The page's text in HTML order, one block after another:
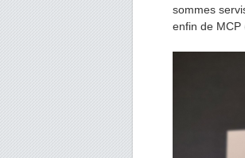
sommes
enfin de MCP